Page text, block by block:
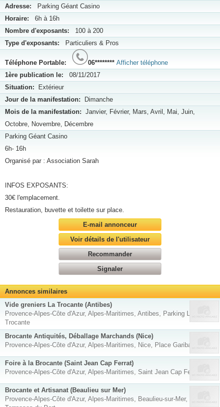
Adresse: Parking Géant Casino
Horaire: 6h à 16h
Nombre d'exposants: 100 à 200
Type d'exposants: Particuliers & Pros
Téléphone Portable: 06******** Afficher téléphone
1ère publication le: 08/11/2017
Situation: Extérieur
Jour de la manifestation: Dimanche
Mois de la manifestation: Janvier, Février, Mars, Avril, Mai, Juin,
Octobre, Novembre, Décembre
Parking Géant Casino
6h- 16h
Organisé par : Association Sarah
INFOS EXPOSANTS:
30€ l'emplacement.
Restauration, buvette et toilette sur place.
E-mail annonceur
Voir détails de l'utilisateur
Recommander
Signaler
Annonces similaires
Vide greniers La Trocante (Antibes)
Provence-Alpes-Côte d'Azur, Alpes-Maritimes, Antibes, Parking La
Trocante
Brocante Antiquités, Déballage Marchands (Nice)
Provence-Alpes-Côte d'Azur, Alpes-Maritimes, Nice, Place Garibaldi
Foire à la Brocante (Saint Jean Cap Ferrat)
Provence-Alpes-Côte d'Azur, Alpes-Maritimes, Saint Jean Cap Ferrat
Brocante et Artisanat (Beaulieu sur Mer)
Provence-Alpes-Côte d'Azur, Alpes-Maritimes, Beaulieu-sur-Mer, Les